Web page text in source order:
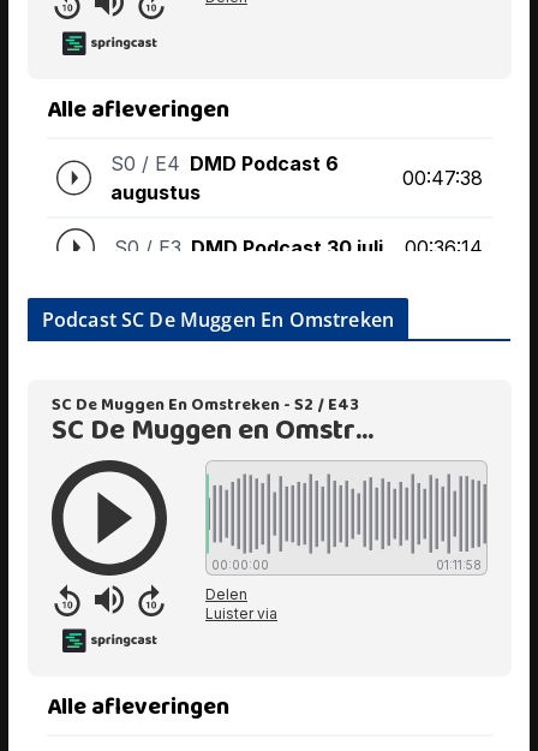
Podcast SC De Muggen En Omstreken